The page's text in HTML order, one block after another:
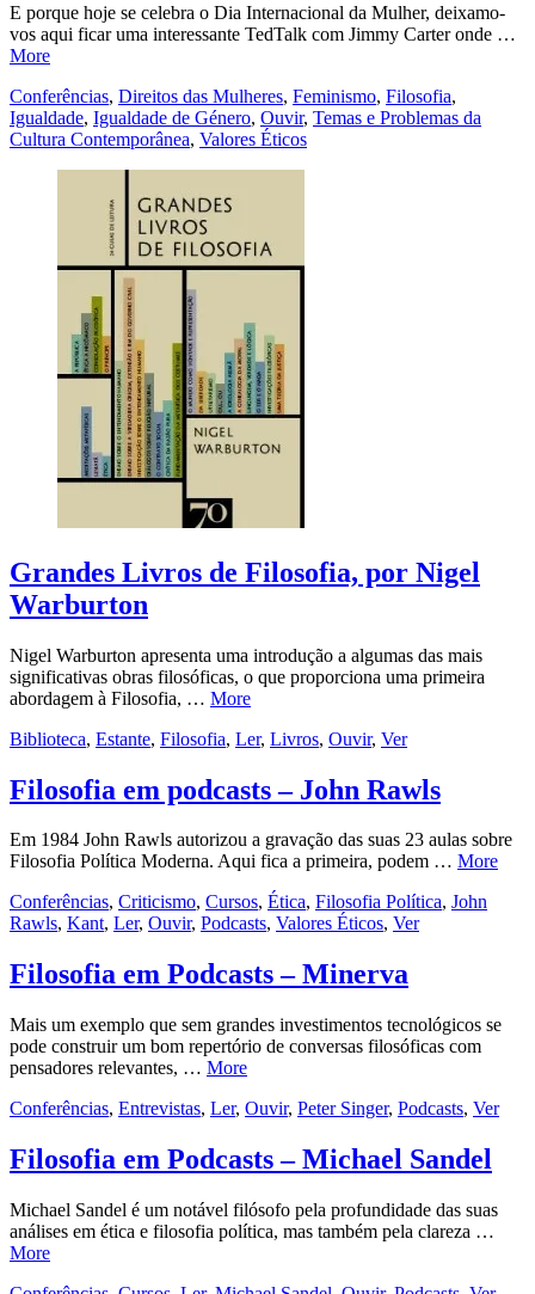
E porque hoje se celebra o Dia Internacional da Mulher, deixamo-
vos aqui ficar uma interessante TedTalk com Jimmy Carter onde …
More
Conferências, Direitos das Mulheres, Feminismo, Filosofia,
Igualdade, Igualdade de Género, Ouvir, Temas e Problemas da
Cultura Contemporânea, Valores Éticos
Grandes Livros de Filosofia, por Nigel
Warburton
Nigel Warburton apresenta uma introdução a algumas das mais
significativas obras filosóficas, o que proporciona uma primeira
abordagem à Filosofia, … More
Biblioteca, Estante, Filosofia, Ler, Livros, Ouvir, Ver
Filosofia em podcasts – John Rawls
Em 1984 John Rawls autorizou a gravação das suas 23 aulas sobre
Filosofia Política Moderna. Aqui fica a primeira, podem … More
Conferências, Criticismo, Cursos, Ética, Filosofia Política, John
Rawls, Kant, Ler, Ouvir, Podcasts, Valores Éticos, Ver
Filosofia em Podcasts – Minerva
Mais um exemplo que sem grandes investimentos tecnológicos se
pode construir um bom repertório de conversas filosóficas com
pensadores relevantes, … More
Conferências, Entrevistas, Ler, Ouvir, Peter Singer, Podcasts, Ver
Filosofia em Podcasts – Michael Sandel
Michael Sandel é um notável filósofo pela profundidade das suas
análises em ética e filosofia política, mas também pela clareza …
More